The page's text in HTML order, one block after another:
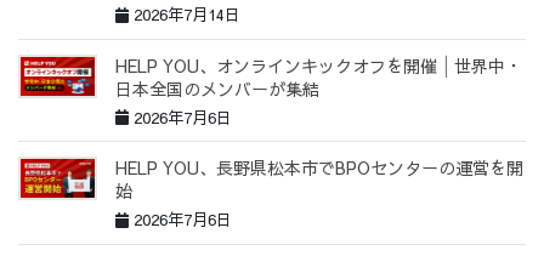
2026年7月14日
HELP YOU、オンラインキックオフを開催│世界中・
日本全国のメンバーが集結
2026年7月6日
HELP YOU、長野県松本市でBPOセンターの運営を開
始
2026年7月6日